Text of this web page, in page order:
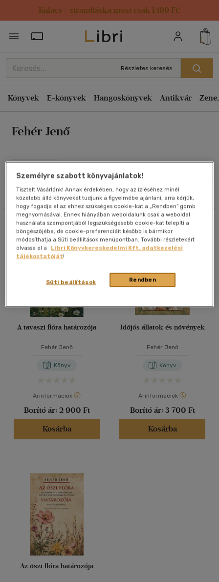
Kulacs / strandtáska most csak 1499 Ft!
Törzsvásárlói Kártya adatai
Részletes keresés
Könyvek E-könyvek Hangoskönyvek Antikvár
Fehér Jenő
Szűrés Rendezés
Rendezés
Kiadás éve szerint csökkenő
Ár szerint csökkenő
Eladott darabszám szerint csökkenő
Cím szerint A-Z
Szerző szerint A-Z
Megjelenítés
20 db / oldal
40 db / oldal
Alkalmaz
Összesen3db
A tavaszi flóra határozója
Fehér Jenő
Könyv
Árinformációk
Borító ár: 2 900 Ft
Kosárba
Időjós állatok és növények
Fehér Jenő
Könyv
Árinformációk
Borító ár: 3 700 Ft
Kosárba
Az őszi flóra határozója
Személyre szabott könyvajánlatok!
Tisztelt Vásárlónk! Annak érdekében, hogy az ízléséhez minél
közelebb álló könyveket tudjunk a figyelmébe ajánlani, arra kérjük,
hogy fogadja el az ehhez szükséges cookie-kat a „Rendben” gomb
megnyomásával. Ennek hiányában weboldalunk csak a weboldal
használata szempontjából legszükségesebb cookie-kat telepíti a
böngészőjébe, de cookie-preferenciáit később is bármikor
módosíthatja a Süti beállítások menüpontban. További részletekért
olvassa el a
Libri Könyvkereskedelmi Kft. adatkezelési
tájékoztatóját!
Rendben
Süti beállítások